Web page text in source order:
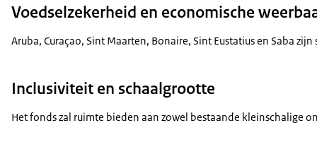
Voedselzekerheid en economische
Aruba, Curaçao, Sint Maarten, Bonaire, Sint Eustatius en Saba
Inclusiviteit en schaalgrootte
Het fonds zal ruimte bieden aan zowel bestaande kleinschalige